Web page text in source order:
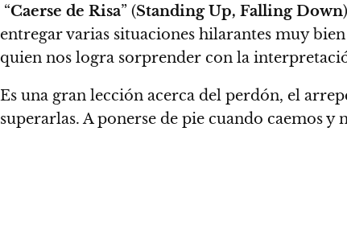
“Caerse de Risa” (Standing Up, Falling Down
entregar varias situaciones hilarantes muy
quien nos logra sorprender con la
Es una gran lección acerca del perdón, el
superarlas. A ponerse de pie cuando caemos y